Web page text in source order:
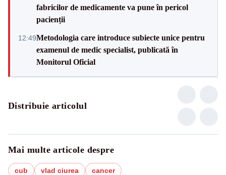
fabricilor de medicamente va pune în pericol
pacienții
12:49Metodologia care introduce subiecte unice pentru
examenul de medic specialist, publicată în
Monitorul Oficial
Distribuie articolul
Mai multe articole despre
cub vlad ciurea cancer